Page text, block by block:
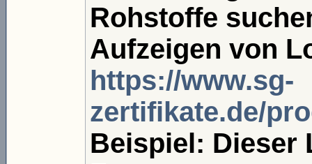
Rohstoffe
Aufzeigen von
https://www.sg-
zertifikate.de/
Beispiel: Dieser